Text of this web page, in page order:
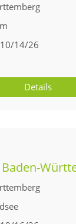
14/26
Details